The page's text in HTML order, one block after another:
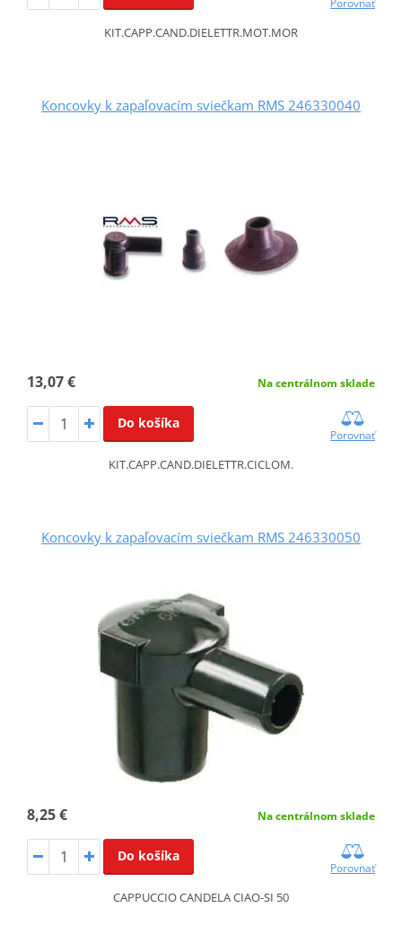
KIT.CAPP.CAND.DIELETTR.MOT.MOR
Koncovky k zapaľovacím sviečkam RMS 246330040
13,07 € Na centrálnom sklade
Do košíka
Porovnať
KIT.CAPP.CAND.DIELETTR.CICLOM.
Koncovky k zapaľovacím sviečkam RMS 246330050
8,25 € Na centrálnom sklade
Do košíka
Porovnať
CAPPUCCIO CANDELA CIAO-SI 50